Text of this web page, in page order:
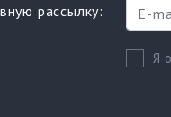
рассылку:
Я